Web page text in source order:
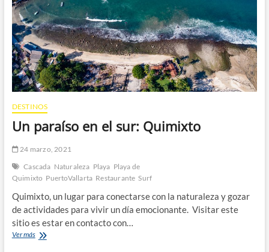
DESTINOS
Un paraíso en el sur: Quimixto
24 marzo, 2021
Cascada Naturaleza Playa Playa de
Quimixto PuertoVallarta Restaurante Surf
Quimixto, un lugar para conectarse con la naturaleza y gozar
de actividades para vivir un día emocionante. Visitar este
sitio es estar en contacto con…
Ver másUn